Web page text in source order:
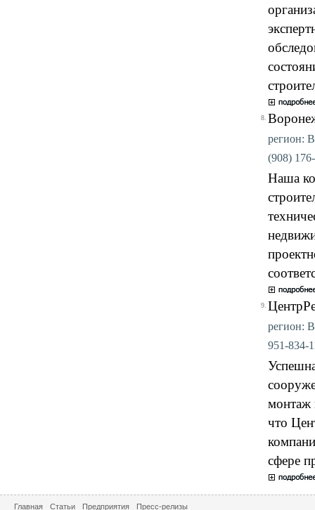
8.
регион:
(908)
Наша
9.
регион:
951-834-
монтаж
что
сфере
Главная Статьи Предприятия Пресс-релизы